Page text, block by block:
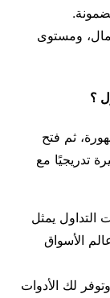
ومستوى
؟
ثم فتح
تدريجيًا مع
التداول يمثل
الأسواق
لك الأدوات